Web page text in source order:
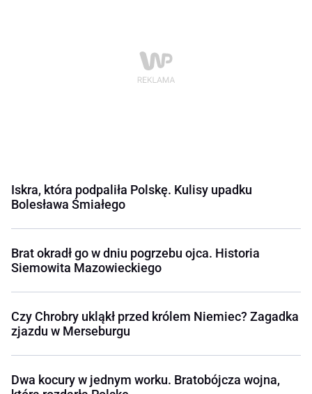
Iskra, która podpaliła Polskę. Kulisy upadku
Bolesława Śmiałego
Brat okradł go w dniu pogrzebu ojca. Historia
Siemowita Mazowieckiego
Czy Chrobry ukląkł przed królem Niemiec? Zagadka
zjazdu w Merseburgu
Dwa kocury w jednym worku. Bratobójcza wojna,